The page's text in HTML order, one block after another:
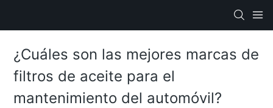
¿Cuáles son las mejores marcas de
filtros de aceite para el
mantenimiento del automóvil?